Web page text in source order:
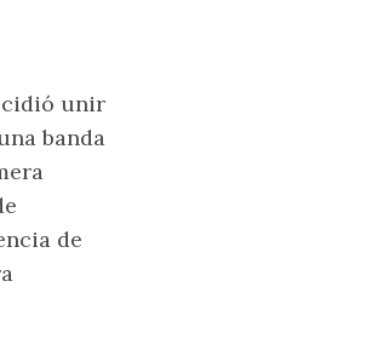
unir
banda
de